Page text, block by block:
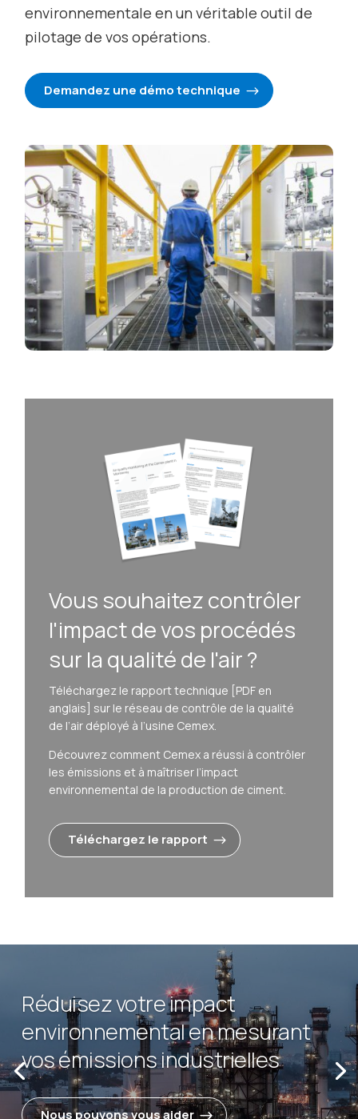
environnementale en un véritable outil de
pilotage de vos opérations.
Demandez une démo technique
Vous souhaitez contrôler
l'impact de vos procédés
sur la qualité de l'air ?
Téléchargez le rapport technique [PDF en
anglais] sur le réseau de contrôle de la qualité
de l’air déployé à l’usine Cemex.
Découvrez comment Cemex a réussi à contrôler
les émissions et à maîtriser l’impact
environnemental de la production de ciment.
Téléchargez le rapport
Améliorez la qualité de l’air et
protégez la santé des
travailleurs grâce à la surveillance
de l’environnement